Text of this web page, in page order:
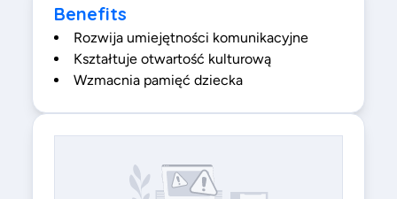
Benefits
Rozwija umiejętności komunikacyjne
Kształtuje otwartość kulturową
Wzmacnia pamięć dziecka